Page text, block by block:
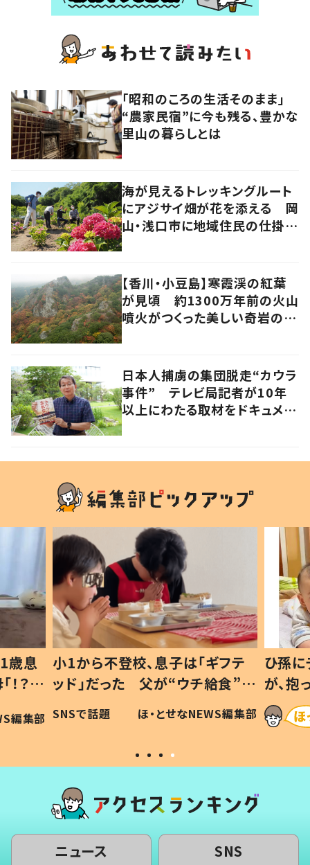
「昭和のころの生活そのまま」
“農家民宿”に今も残る、豊かな
里山の暮らしとは
海が見えるトレッキングルート
にアジサイ畑が花を添える 岡
山・浅口市に地域住民の仕掛け
【香川・小豆島】寒霞渓の紅葉
が見頃 約1300万年前の火山
噴火がつくった美しい奇岩の景
日本人捕虜の集団脱走“カウラ
事件” テレビ局記者が10年
以上にわたる取材をドキュメン
歳息
？」
編集部
小1から不登校、息子は「ギフテ
ッド」だった 父が“ウチ給食”を
作り続ける理由とは #令和の親
#令和の子
SNSで話題 ほ・とせなNEWS編集部
ひ孫
が、
「涙が
い」
ニュース SNS